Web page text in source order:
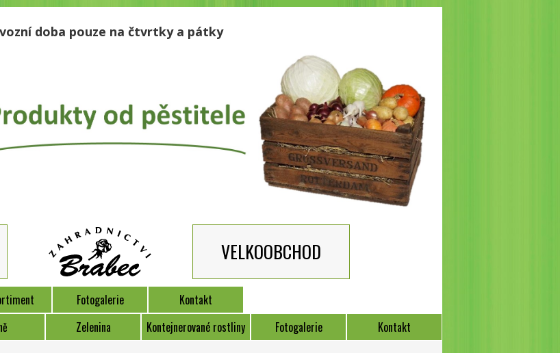
doba pouze na čtvrtky a pátky
VELKOOBCHOD
Fotogalerie
Kontakt
Zelenina Kontejnerované rostliny Fotogalerie Kontakt